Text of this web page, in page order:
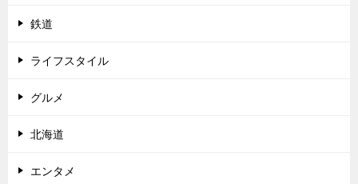
鉄道
ライフスタイル
グルメ
北海道
エンタメ